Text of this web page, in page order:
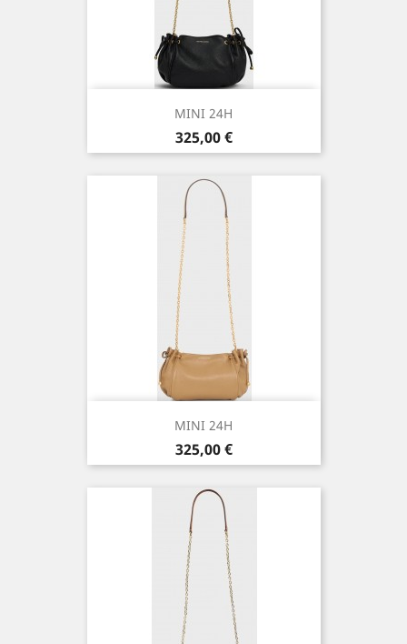
MINI 24H
Prix
325,00 €
MINI 24H
Prix
325,00 €